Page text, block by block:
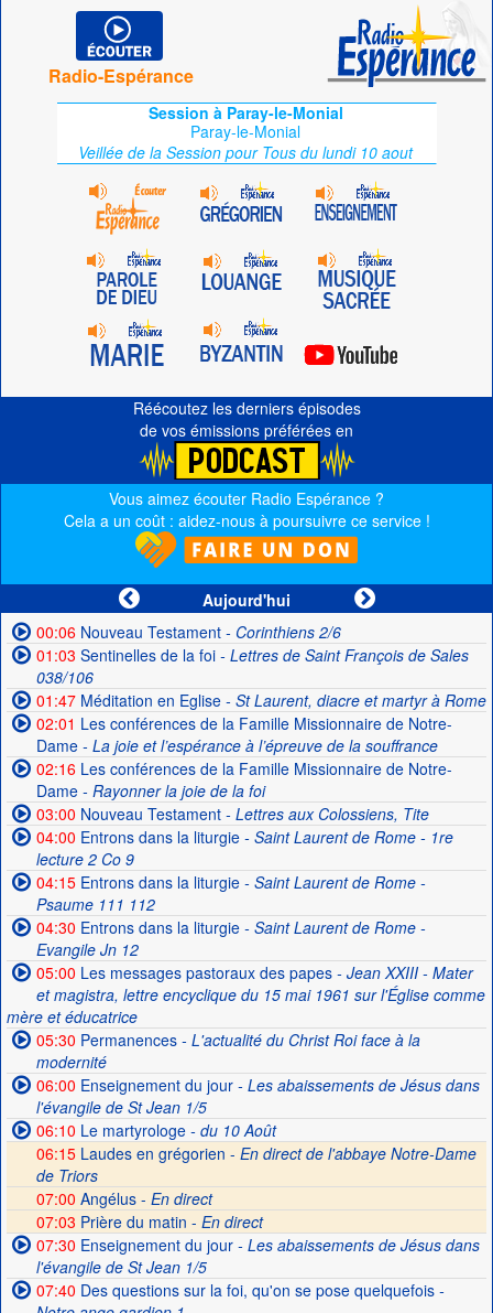
Radio-Espérance
Session à Paray-le-Monial
Paray-le-Monial
Veillée de la Session pour Tous du lundi 10 aout
Réécoutez les derniers épisodes
de vos émissions préférées en
Vous aimez écouter Radio Espérance ?
Cela a un coût : aidez-nous à poursuivre ce service !
Aujourd'hui
00:06Nouveau Testament- Corinthiens 2/6
01:03 Sentinelles de la foi- Lettres de Saint François de Sales
038/106
01:47Méditation en Eglise- St Laurent, diacre et martyr à Rome
02:01 Les conférences de la Famille Missionnaire de Notre-
Dame- La joie et l’espérance à l’épreuve de la souffrance
02:16Les conférences de la Famille Missionnaire de Notre-
Dame- Rayonner la joie de la foi
03:00 Nouveau Testament- Lettres aux Colossiens, Tite
04:00 Entrons dans la liturgie- Saint Laurent de Rome - 1re
lecture 2 Co 9
04:15Entrons dans la liturgie- Saint Laurent de Rome -
Psaume 111 112
04:30 Entrons dans la liturgie- Saint Laurent de Rome -
Evangile Jn 12
05:00 Les messages pastoraux des papes- Jean XXIII - Mater
et magistra, lettre encyclique du 15 mai 1961 sur l'Église comme
mère et éducatrice
05:30 Permanences- L'actualité du Christ Roi face à la
modernité
06:00 Enseignement du jour- Les abaissements de Jésus dans
l'évangile de St Jean 1/5
06:10 Le martyrologe- du 10 Août
06:15Laudes en grégorien - En direct de l'abbaye Notre-Dame
de Triors
07:00 Angélus - En direct
07:03 Prière du matin - En direct
07:30 Enseignement du jour- Les abaissements de Jésus dans
l'évangile de St Jean 1/5
07:40 Des questions sur la foi, qu'on se pose quelquefois-